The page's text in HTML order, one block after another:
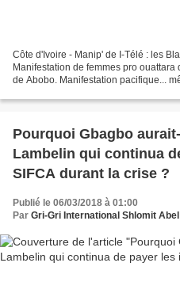
Côte d'Ivoire - Manip' de I-Télé : les
Manifestation de femmes pro
de Abobo. Manifestation pacifique...
Pourquoi Gbagbo
Lambelin qui continua
SIFCA durant la crise ?
Publié le 06/03/2018 à 01:00
Par Gri-Gri International Shlomit Abel